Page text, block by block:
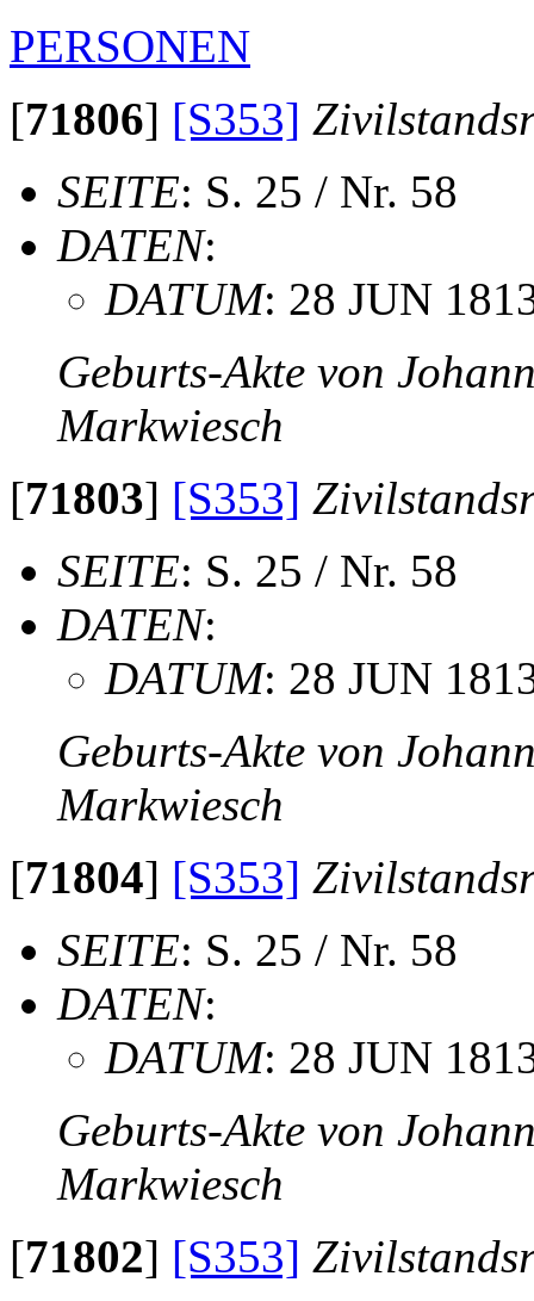
PERSONEN
[71806] [S353]
SEITE: S. 25 / Nr. 58
DATEN:
DATUM: 28 JUN
Geburts-Akte von
Markwiesch
[71803] [S353]
SEITE: S. 25 / Nr. 58
DATEN:
DATUM: 28 JUN
Geburts-Akte von
Markwiesch
[71804] [S353]
SEITE: S. 25 / Nr. 58
DATEN:
DATUM: 28 JUN
Geburts-Akte von
Markwiesch
[71802] [S353]